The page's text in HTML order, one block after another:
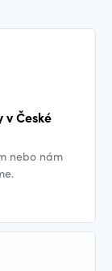
České
nebo nám